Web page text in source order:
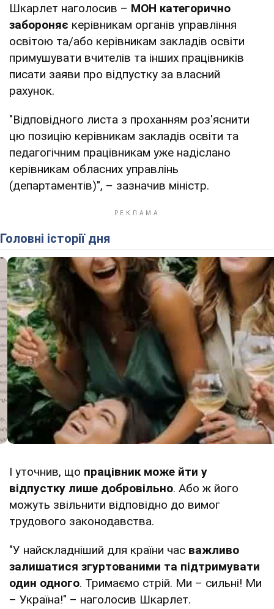
Шкарлет наголосив – МОН категорично
забороняє керівникам органів управління
освітою та/або керівникам закладів освіти
примушувати вчителів та інших працівників
писати заяви про відпустку за власний
рахунок.
"Відповідного листа з проханням роз'яснити
цю позицію керівникам закладів освіти та
педагогічним працівникам уже надіслано
керівникам обласних управлінь
(департаментів)", – зазначив міністр.
Головні історії дня
І уточнив, що працівник може йти у
відпустку лише добровільно. Або ж його
можуть звільнити відповідно до вимог
трудового законодавства.
"У найскладніший для країни час важливо
залишатися згуртованими та підтримувати
один одного. Тримаємо стрій. Ми – сильні! Ми
– Україна!" – наголосив Шкарлет.